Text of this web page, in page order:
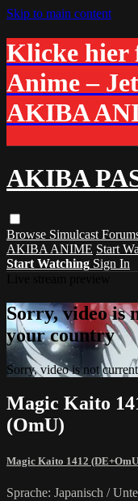
Skip to main content
Klicke hier
Anime –
AKIBA
AKIBA
Browse Simulcast
AKIBA ANIME Start
Start Watching Sign In
Sorry, video is
your country
Sorry, video is not
Magic Kaito
(OmU)
Magic Kaito 1412
Sprache: Japanisch /